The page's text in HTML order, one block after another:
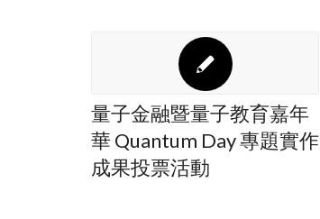
量子金融暨量子教育嘉年
華 Quantum Day 專題實作
成果投票活動